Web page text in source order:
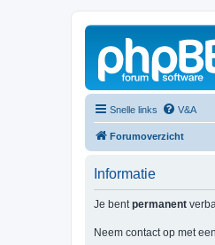
Snelle links V&A
Forumoverzicht
Informatie
Je bentpermanent
Neem contact op met een